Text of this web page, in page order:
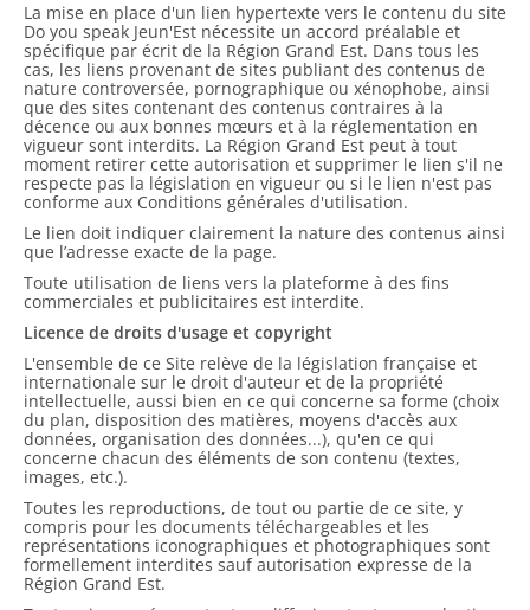
La mise en place d'un lien hypertexte vers le contenu du site
Do you speak Jeun'Est nécessite un accord préalable et
spécifique par écrit de la Région Grand Est. Dans tous les
cas, les liens provenant de sites publiant des contenus de
nature controversée, pornographique ou xénophobe, ainsi
que des sites contenant des contenus contraires à la
décence ou aux bonnes mœurs et à la réglementation en
vigueur sont interdits. La Région Grand Est peut à tout
moment retirer cette autorisation et supprimer le lien s'il ne
respecte pas la législation en vigueur ou si le lien n'est pas
conforme aux Conditions générales d'utilisation.
Le lien doit indiquer clairement la nature des contenus ainsi
que l’adresse exacte de la page.
Toute utilisation de liens vers la plateforme à des fins
commerciales et publicitaires est interdite.
Licence de droits d'usage et copyright
L'ensemble de ce Site relève de la législation française et
internationale sur le droit d'auteur et de la propriété
intellectuelle, aussi bien en ce qui concerne sa forme (choix
du plan, disposition des matières, moyens d'accès aux
données, organisation des données...), qu'en ce qui
concerne chacun des éléments de son contenu (textes,
images, etc.).
Toutes les reproductions, de tout ou partie de ce site, y
compris pour les documents téléchargeables et les
représentations iconographiques et photographiques sont
formellement interdites sauf autorisation expresse de la
Région Grand Est.